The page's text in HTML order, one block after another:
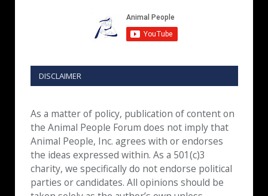
DISCLAIMER
As a matter of policy, publication of content on
the Animal People Forum does not imply that
Animal People, Inc. agrees with or endorses
the ideas expressed within. As a 501(c)3
charity, we specifically do not endorse political
parties or candidates. All opinions should be